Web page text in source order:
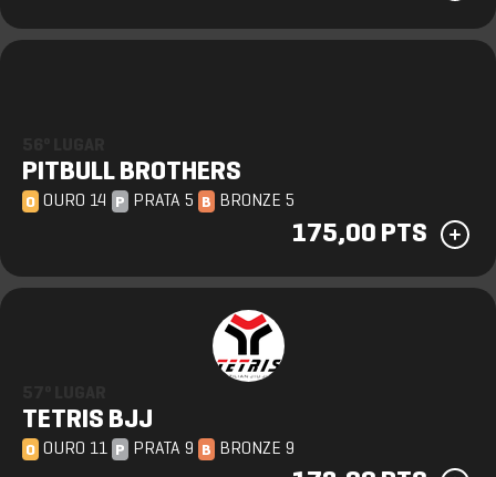
PITBULL BROTHERS
O OURO 14 P PRATA 5 B BRONZE 5
175,00 PTS
TETRIS BJJ
O OURO 11 P PRATA 9 B BRONZE 9